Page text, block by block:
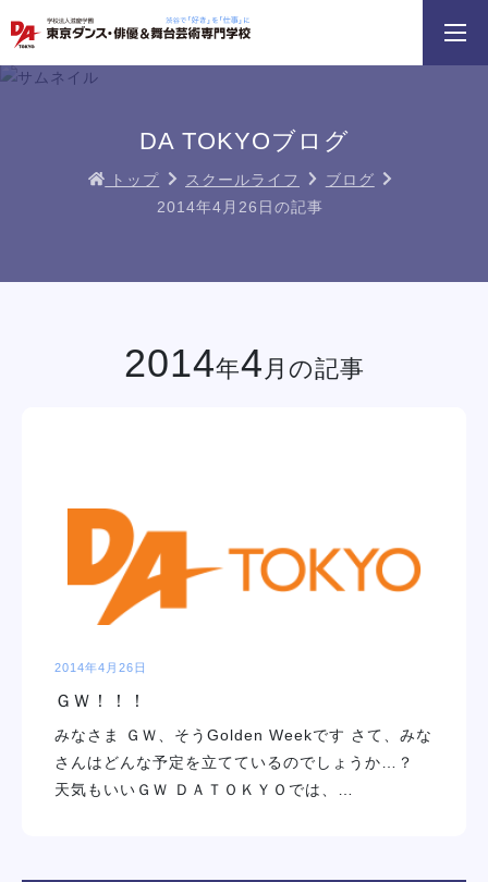
学科・専攻 資料請求 オープンキャンパス
DA TOKYOブログ
トップ スクールライフ
ブログ
2014年4月26日の記事
2014年4 月の記事
2014年4月26日
ＧＷ！！！
みなさま ＧＷ、そうGolden Weekです さて、みな
さんはどんな予定を立てているのでしょうか…？
天気もいいＧＷ ＤＡＴＯＫＹＯでは、…
学校紹介
学科・専攻
就職・デビュー